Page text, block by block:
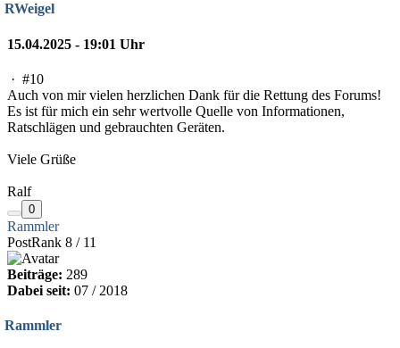
RWeigel
15.04.2025 - 19:01 Uhr
· #10
Auch von mir vielen herzlichen Dank für die Rettung des Forums!
Es ist für mich ein sehr wertvolle Quelle von Informationen,
Ratschlägen und gebrauchten Geräten.
Viele Grüße
Ralf
0
Rammler
PostRank 8 / 11
Beiträge: 289
Dabei seit: 07 / 2018
Rammler